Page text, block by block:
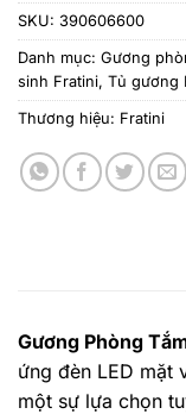
SKU: 390606600
Danh mục: Gương
sinh Fratini, Tủ gương
Thương hiệu: Fratini
Gương Phòng
ứng đèn LED mặt
một sự lựa chọn